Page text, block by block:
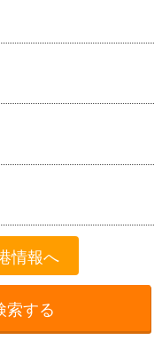
情報へ
索する